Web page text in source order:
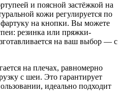
и поясной застёжкой на
кожи регулируется по
на кнопки. Вы можете
резинка или пряжки-
на ваш выбор — с
на плечах, равномерно
с шеи. Это гарантирует
идеально подходит